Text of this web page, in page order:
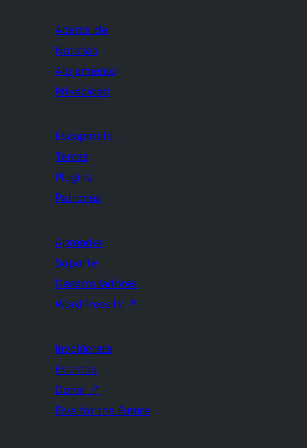
Acerca de
Noticias
Alojamiento
Privacidad
Escaparate
Temas
Plugins
Patrones
Aprender
Soporte
Desarrolladores
WordPress.tv ↗
Involúcrate
Eventos
Donar ↗
Five for the Future